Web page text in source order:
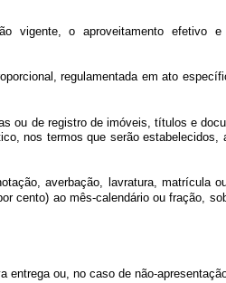
vigente, o aproveitamento efetivo
regulamentada em ato
ou de registro de imóveis, títulos e
nos termos que serão
averbação, lavratura, matrícula
cento) ao mês-calendário ou fração,
ou, no caso de não-